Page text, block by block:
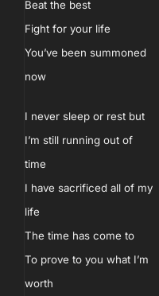
Beat the best
Fight for your life
You’ve been summoned
now
I never sleep or rest but
I’m still running out of
time
I have sacrificed all of my
life
The time has come to
To prove to you what I’m
worth